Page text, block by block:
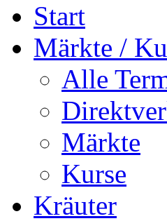
Start
Märkte /
Alle
Märkte
Kurse
Kräuter